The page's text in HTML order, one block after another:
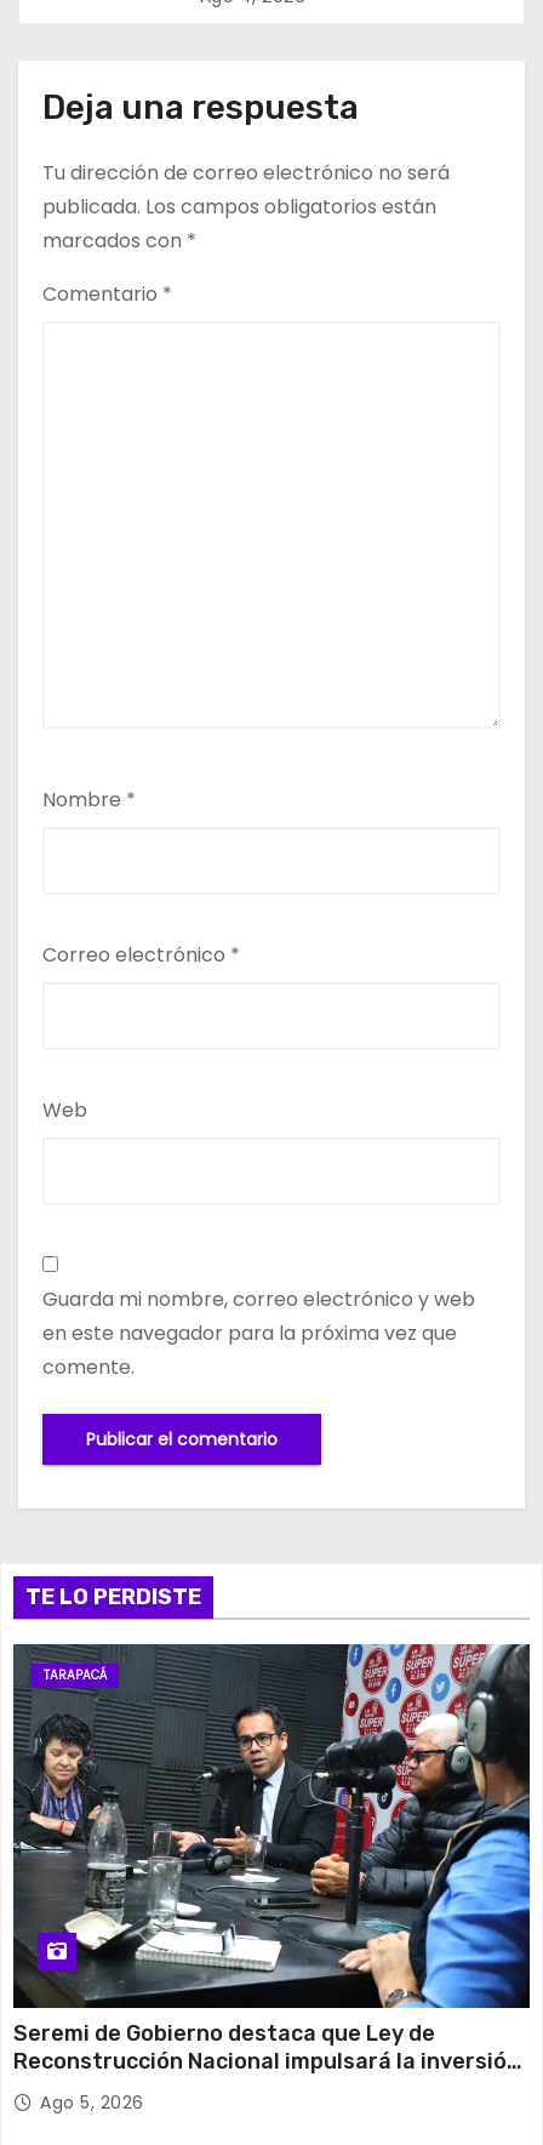
n
t
r
a
Deja una respuesta
Tu dirección de correo electrónico no será
publicada. Los campos obligatorios están
marcados con *
Comentario *
Nombre *
Correo electrónico *
Web
Guarda mi nombre, correo electrónico y web
en este navegador para la próxima vez que
comente.
TE LO PERDISTE
TARAPACÁ
Seremi de Gobierno destaca que Ley de
Reconstrucción Nacional impulsará la inversión
y el empleo en Tarapacá
Ago 5, 2026